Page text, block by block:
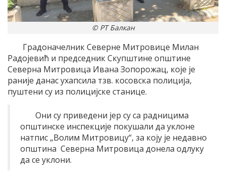
© РТ Балкан
Градоначелник Северне Митровице Милан
Радојевић и председник Скупштине општине
Северна Митровица Ивана Зопорожац, које је
раније данас ухапсила тзв. косовска полиција,
пуштени су из полицијске станице.
Они су приведени јер су са радницима
општинске инспекције покушали да уклоне
натпис „Волим Митровицу“, за коју је недавно
општина Северна Митровица донела одлуку
да се уклони.